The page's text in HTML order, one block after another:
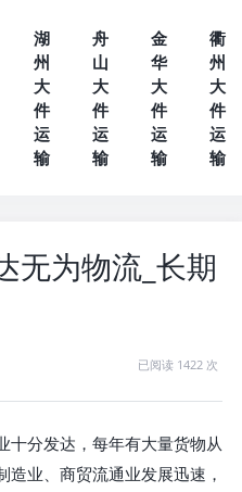
湖
州
大
件
运
输
舟
山
大
件
运
输
金
华
大
件
运
输
衢
州
大
件
运
输
无为物流_长期
已阅读 1422 次
十分发达，每年有大量货物从
业、商贸流通业发展迅速，